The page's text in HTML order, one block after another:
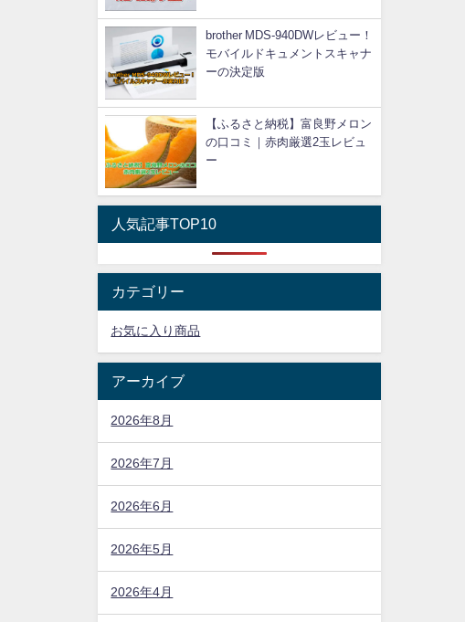
brother MDS-940DWレビュー！
モバイルドキュメントスキャナ
ーの決定版
【ふるさと納税】富良野メロン
の口コミ｜赤肉厳選2玉レビュ
ー
人気記事TOP10
カテゴリー
お気に入り商品
アーカイブ
2026年8月
2026年7月
2026年6月
2026年5月
2026年4月